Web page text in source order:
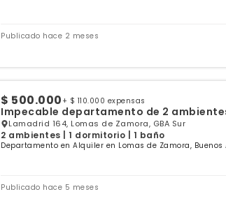
Publicado hace 2 meses
$ 500.000 + $ 110.000 expensas
Impecable departamento de 2
Lamadrid 164, Lomas de Zamora, GBA Sur
2 ambientes | 1 dormitorio | 1 baño
Departamento en Alquiler en Lomas de Zamora, Buenos
Publicado hace 5 meses